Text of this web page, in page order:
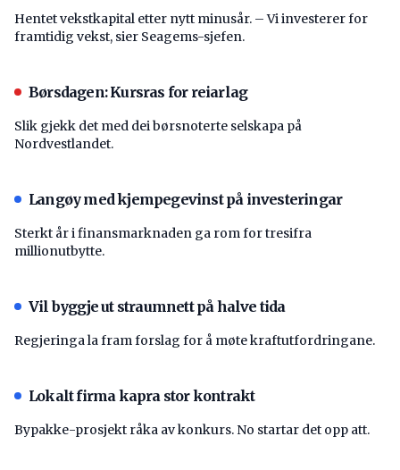
Hentet vekstkapital etter nytt minusår. – Vi investerer for
framtidig vekst, sier Seagems-sjefen.
Børsdagen: Kursras for reiarlag
Slik gjekk det med dei børsnoterte selskapa på
Nordvestlandet.
Langøy med kjempegevinst på investeringar
Sterkt år i finansmarknaden ga rom for tresifra
millionutbytte.
Vil byggje ut straumnett på halve tida
Regjeringa la fram forslag for å møte kraftutfordringane.
Lokalt firma kapra stor kontrakt
Bypakke-prosjekt råka av konkurs. No startar det opp att.